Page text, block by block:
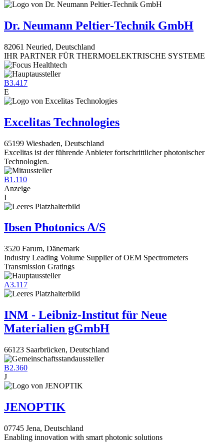
Dr. Neumann Peltier-Technik GmbH
82061 Neuried, Deutschland
IHR PARTNER FÜR THERMOELEKTRISCHE SYSTEME
B3.417
E
Excelitas Technologies
65199 Wiesbaden, Deutschland
Excelitas ist der führende Anbieter fortschrittlicher photonischer
Technologien.
B1.110
Anzeige
I
Ibsen Photonics A/S
3520 Farum, Dänemark
Industry Leading Volume Supplier of OEM Spectrometers
Transmission Gratings
A3.117
INM - Leibniz-Institut für Neue
Materialien gGmbH
66123 Saarbrücken, Deutschland
B2.360
J
JENOPTIK
07745 Jena, Deutschland
Enabling innovation with smart photonic solutions